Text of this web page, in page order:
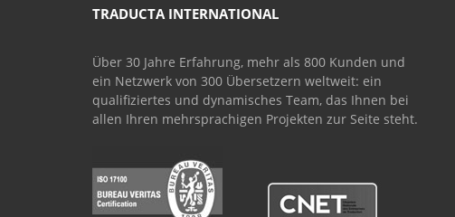
TRADUCTA INTERNATIONAL
Über 30 Jahre Erfahrung, mehr als 800 Kunden und
ein Netzwerk von 300 Übersetzern weltweit: ein
qualifiziertes und dynamisches Team, das Ihnen bei
allen Ihren mehrsprachigen Projekten zur Seite steht.